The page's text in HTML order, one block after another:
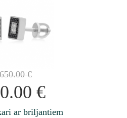
€
€
ar briljantiem